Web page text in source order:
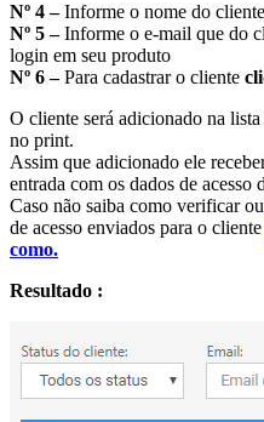
Nº 4 –Informe o nome do
Nº 5 –Informe o e-mail que do
login em seu produto
Nº 6 –Para cadastrar o cliente
O cliente será adicionado na
no print.
Assim que adicionado ele
entrada com os dados de acesso
Caso não saiba como verificar
de acesso enviados para o cliente
como.
Resultado :